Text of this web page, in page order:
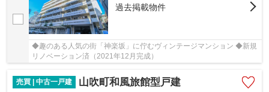
過去掲載物件
◆趣のある人気の街「神楽坂」に佇むヴィンテージマンション ◆新規
リノベーション済（2021年12月完成）
売買 | 中古一戸建 山吹町和風旅館型戸建